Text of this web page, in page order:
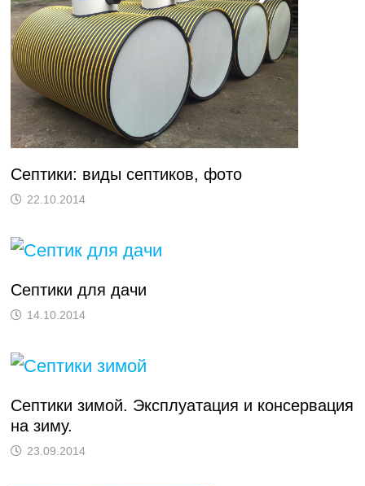
Септики: виды септиков, фото
22.10.2014
Септики для дачи
14.10.2014
Септики зимой. Эксплуатация и консервация
на зиму.
23.09.2014